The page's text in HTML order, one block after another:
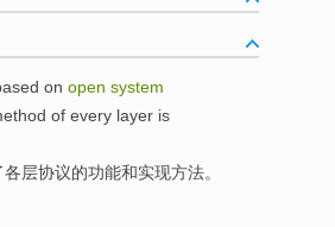
on open system
of every layer is
各层协议的功能和实现方法。